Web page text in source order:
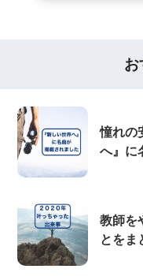
お
憧れの
へ』に
教師を
とをま